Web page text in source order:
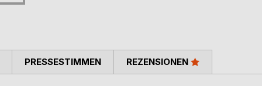
PRESSESTIMMEN REZENSIONEN